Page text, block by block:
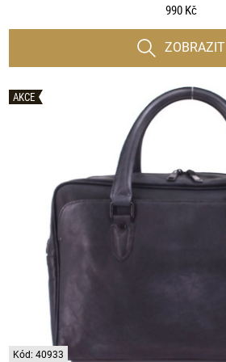
990 Kč
ZOBRAZIT
AKCE
Kód: 40933